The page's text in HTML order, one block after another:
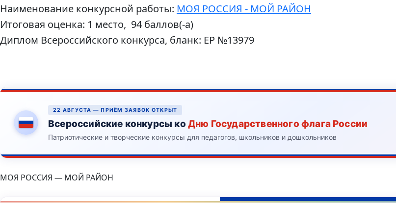
Наименование конкурсной работы: МОЯ РОССИЯ - МОЙ РАЙОН
Итоговая оценка: 1 место, 94 баллов(-а)
Диплом Всероссийского конкурса, бланк: ЕР №13979
22 АВГУСТА — ПРИЁМ ЗАЯВОК ОТКРЫТ
Всероссийские конкурсы ко Дню Государственного флага России
Патриотические и творческие конкурсы для педагогов, школьников и дошкольников
МОЯ РОССИЯ — МОЙ РАЙОН